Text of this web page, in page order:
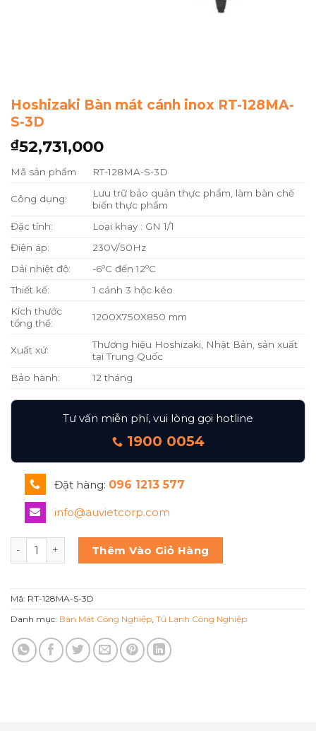
Hoshizaki Bàn mát cánh inox RT-128MA-
S-3D
₫52,731,000
Mã sản phẩm RT-128MA-S-3D
Công dụng:
Lưu trữ bảo quản thực phẩm, làm bàn chế
biến thực phẩm
Đặc tính:
Loại khay : GN 1/1
Điện áp:
230V/50Hz
Dải nhiệt độ:
-6ºC đến 12ºC
Thiết kế:
1 cánh 3 hộc kéo
Kích thước
tổng thể:
1200X750X850 mm
Xuất xứ:
Thương hiệu Hoshizaki, Nhật Bản, sản xuất
tại Trung Quốc
Bảo hành:
12 tháng
Tư vấn miễn phí, vui lòng gọi hotline
1900 0054
Đặt hàng: 096 1213 577
info@auvietcorp.com
Hoshizaki Bàn mát cánh inox RT-128MA-S-3D số lượng
Thêm Vào Giỏ Hàng
Mã: RT-128MA-S-3D
Danh mục: Bàn Mát Công Nghiệp Tủ Lạnh Công Nghiệp